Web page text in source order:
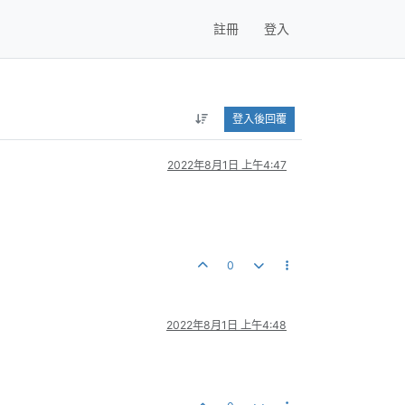
註冊 登入
登入後回覆
2022年8月1日 上午4:47
0
2022年8月1日 上午4:48